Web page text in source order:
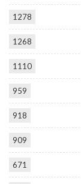
1278
1268
1110
959
918
909
671